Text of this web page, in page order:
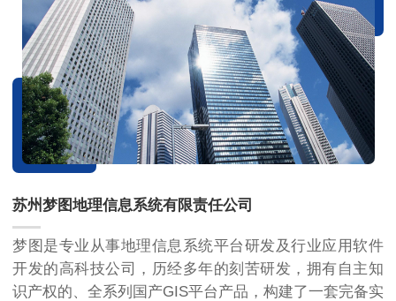
苏州梦图地理信息系统有限责任公司
梦图是专业从事地理信息系统平台研发及行业应用软件
开发的高科技公司，历经多年的刻苦研发，拥有自主知
识产权的、全系列国产GIS平台产品，构建了一套完备实